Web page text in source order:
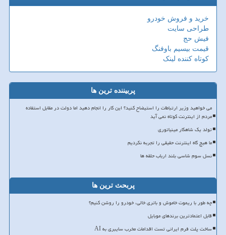
خرید و فروش خودرو
طراحی سایت
فیش حج
قیمت بیسیم باوفنگ
کوتاه کننده لینک
پربیننده ترین ها
می خواهید وزیر ارتباطات را استیضاح کنید؟ این کار را انجام دهید اما دولت در مقابل استفاده
مردم از اینترنت کوتاه نمی آید
تولد یک شاهکار مینیاتوری
ما هیچ گاه اینترنت حقیقی را تجربه نکردیم
نسل سوم شاسی بلند ارباب حلقه ها
پربحث ترین ها
چه طور با ریموت خاموش و باتری خالی، خودرو را روشن کنیم؟
قابل اعتمادترین برندهای موبایل
ساخت پلت فرم ایرانی تست اقدامات مخرب سایبری به AI